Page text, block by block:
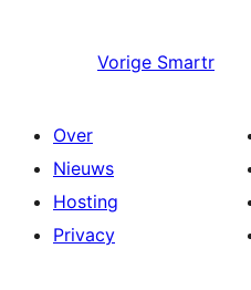
Vorige Smartr
Over
Nieuws
Hosting
Privacy